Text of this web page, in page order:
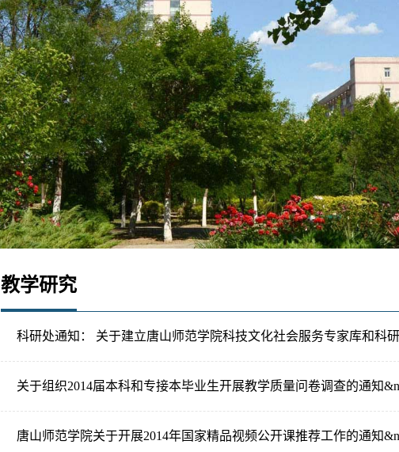
教学研究
科研处通知： 关于建立唐山师范学院科技文化社会服务专家库和科
关于组织2014届本科和专接本毕业生开展教学质量问卷调查的通知
唐山师范学院关于开展2014年国家精品视频公开课推荐工作的通知